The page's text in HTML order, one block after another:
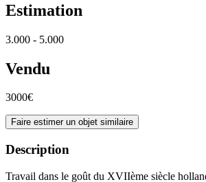
Estimation
3.000 - 5.000
Vendu
3000€
Faire estimer un objet similaire
Description
Travail dans le goût du XVIIème siècle